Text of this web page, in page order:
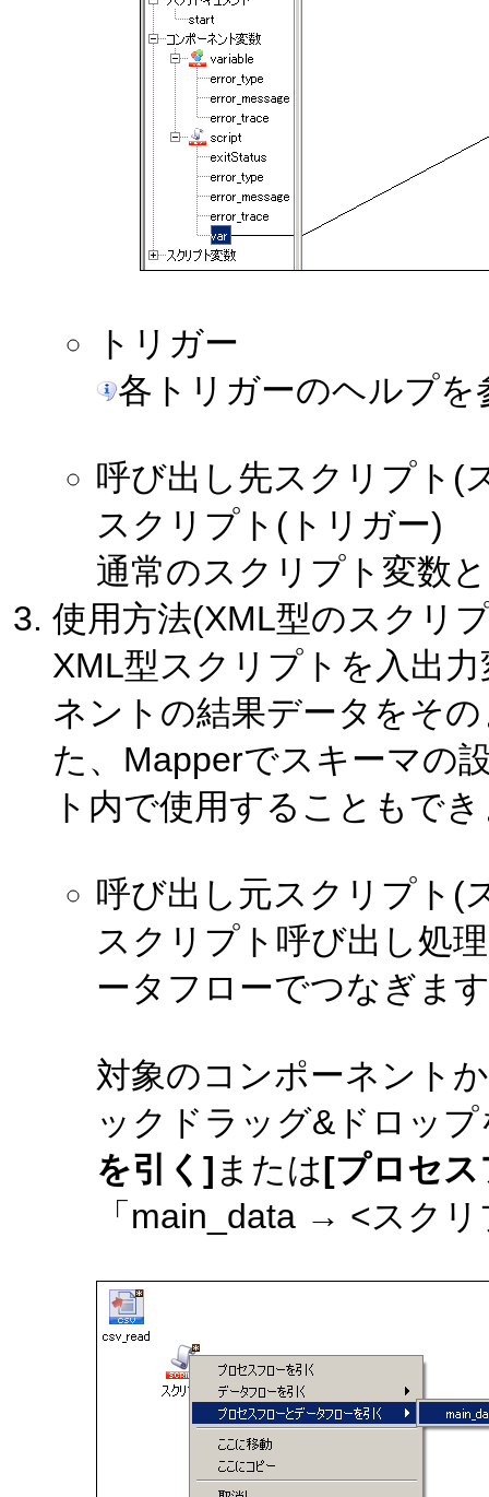
トリガー
各トリガーのヘルプ
呼び出し先スクリプト(
スクリプト(トリガー)
通常のスクリプト変数
使用方法(XML型のスクリ
XML型スクリプトを入出
ネントの結果データをそ
た、Mapperでスキーマの
ト内で使用することもで
呼び出し元スクリプト(
スクリプト呼び出し処
ータフローでつなぎま
対象のコンポーネント
ックドラッグ&ドロッ
を引く] または[プロセス
「main_data → <スク